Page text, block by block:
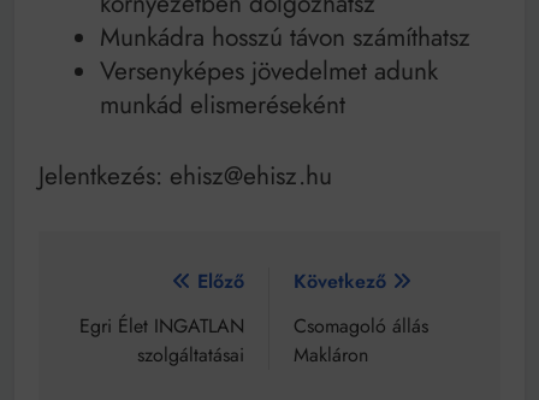
Munkádra hosszú távon számíthatsz
Versenyképes jövedelmet adunk
munkád elismeréseként
Jelentkezés: ehisz@ehisz.hu
Bejegyzés
navigáció
Előző
Egri Élet INGATLAN
szolgáltatásai
Következő
Csomagoló állás
Makláron